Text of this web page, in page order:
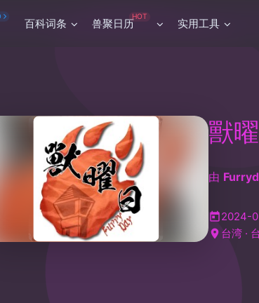
百科词条 兽聚日历
HOT
实用工具
獸
由
2024-
台湾 ·